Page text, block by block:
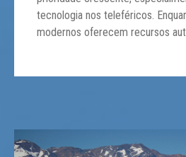
tecnologia nos teleféricos.
modernos oferecem recursos
investindo em soluções
equipamentos mais antigos. Um